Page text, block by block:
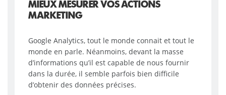
MIEUX MESURER VOS ACTIONS
MARKETING
Google Analytics, tout le monde connait et tout le
monde en parle. Néanmoins, devant la masse
d’informations qu’il est capable de nous fournir
dans la durée, il semble parfois bien difficile
d’obtenir des données précises.